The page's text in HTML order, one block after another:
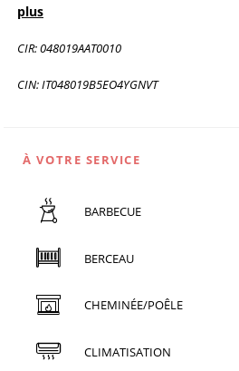
plus
CIR: 048019AAT0010
CIN: IT048019B5EO4YGNVT
À VOTRE SERVICE
BARBECUE
BERCEAU
CHEMINÉE/POÊLE
CLIMATISATION